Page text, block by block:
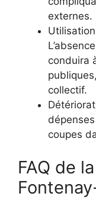
externes.
conduira
collectif.
coupes
FAQ de